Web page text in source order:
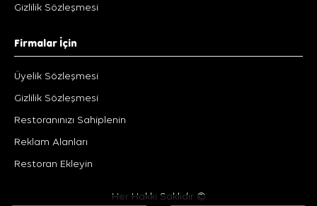
Gizlilik Sözleşmesi
Firmalar İçin
Üyelik Sözleşmesi
Gizlilik Sözleşmesi
Restoranınızı Sahiplenin
Reklam Alanları
Restoran Ekleyin
Her Hakkı Saklıdır ©